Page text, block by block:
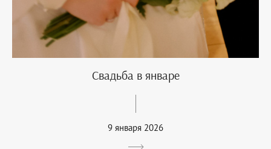
Свадьба в январе
9 января 2026